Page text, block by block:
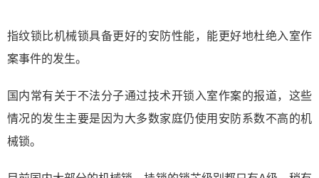
指纹锁比机械锁具备更好的安防性能，能更好地杜绝入室作
案事件的发生。
国内常有关于不法分子通过技术开锁入室作案的报道，这些
情况的发生主要是因为大多数家庭仍使用安防系数不高的机
械锁。